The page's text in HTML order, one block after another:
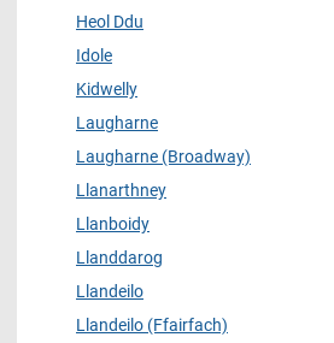
Heol Ddu
Idole
Kidwelly
Laugharne
Laugharne (Broadway)
Llanarthney
Llanboidy
Llanddarog
Llandeilo
Llandeilo (Ffairfach)